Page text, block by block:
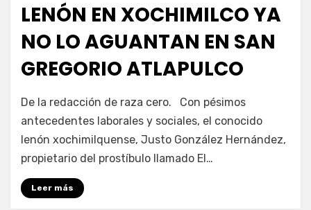
LENÓN EN XOCHIMILCO YA
NO LO AGUANTAN EN SAN
GREGORIO ATLAPULCO
por Enrique
De la redacción de raza cero. Con pésimos
antecedentes laborales y sociales, el conocido
lenón xochimilquense, Justo González Hernández,
propietario del prostíbulo llamado El…
Leer más